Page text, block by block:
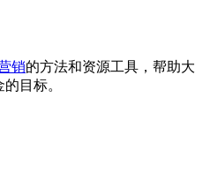
销的方法和资源工具，帮助大
目标。